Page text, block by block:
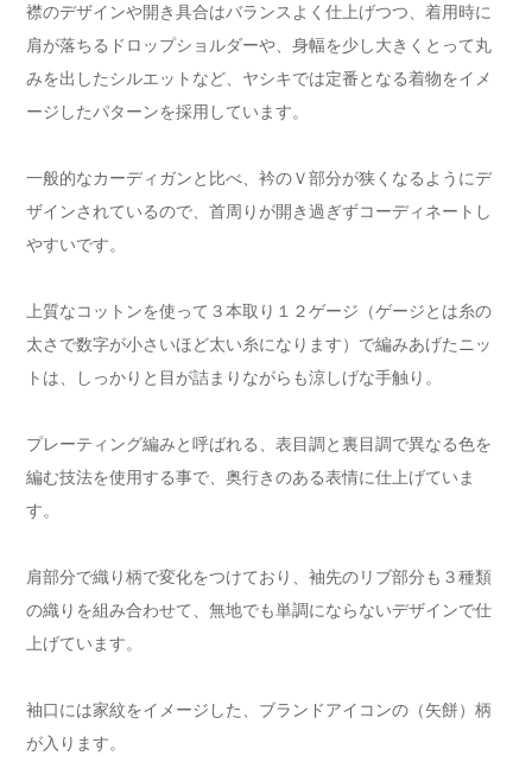
襟のデザインや開き具合はバランスよく仕上げつつ、着用時に
肩が落ちるドロップショルダーや、身幅を少し大きくとって丸
みを出したシルエットなど、ヤシキでは定番となる着物をイメ
ージしたパターンを採用しています。
一般的なカーディガンと比べ、衿のＶ部分が狭くなるようにデ
ザインされているので、首周りが開き過ぎずコーディネートし
やすいです。
上質なコットンを使って３本取り１２ゲージ（ゲージとは糸の
太さで数字が小さいほど太い糸になります）で編みあげたニッ
トは、しっかりと目が詰まりながらも涼しげな手触り。
プレーティング編みと呼ばれる、表目調と裏目調で異なる色を
編む技法を使用する事で、奥行きのある表情に仕上げていま
す。
肩部分で織り柄で変化をつけており、袖先のリブ部分も３種類
の織りを組み合わせて、無地でも単調にならないデザインで仕
上げています。
袖口には家紋をイメージした、ブランドアイコンの（矢餅）柄
が入ります。